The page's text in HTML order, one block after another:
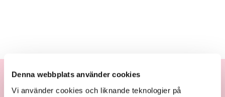
Denna webbplats använder cookies
Vi använder cookies och liknande teknologier på